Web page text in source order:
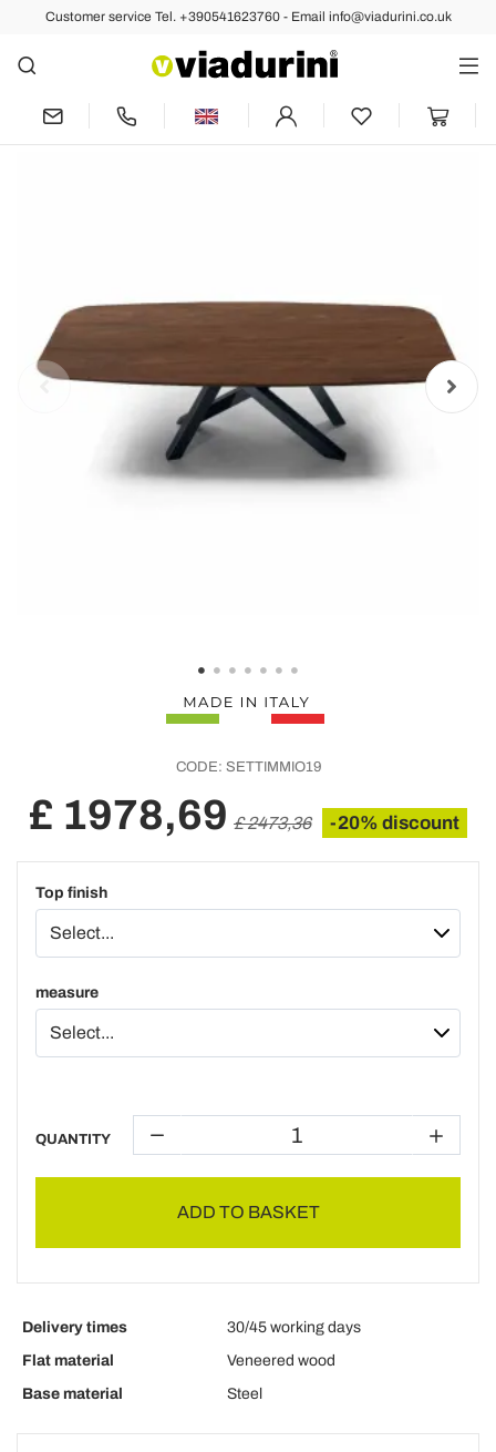
Customer service Tel. +390541623760 - Email info@viadurini.co.uk
Back Previous Next
Barrel-shaped Dining Table with
Veneered Top Made in Italy - Settimmio
CODE: SETTIMMIO19
£ 1978,69 £ 2473,36 -20% discount
Top finish
measure
QUANTITY
ADD TO BASKET
Delivery times
30/45 working days
Flat material
Veneered wood
Base material
Steel